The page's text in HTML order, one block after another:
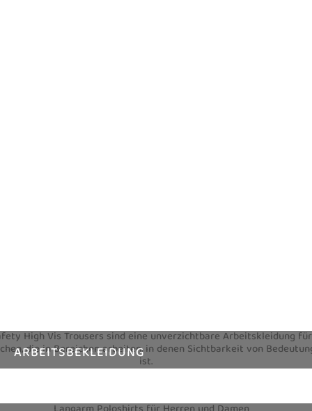
ARBEITSBEKLEIDUNG